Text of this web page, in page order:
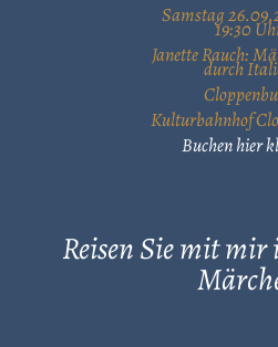
Samstag
19:30
Janette Rauch:
durch
Kulturbahnhof
Buchen hier
Reisen Sie mit